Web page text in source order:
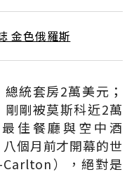
金色俄羅斯
統套房2萬美元；
剛被莫斯科近2萬
佳餐廳與空中酒
個月前才開幕的世
），絕對是